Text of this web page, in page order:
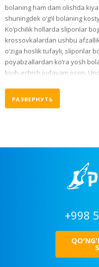
bolaning ham dam olishda
shuningdek o‘g‘il bolaning
Ko‘pchilik hollarda sliponlar
krossovkalardan ushbu
o‘ziga hoslik tufayli, sliponlar
poyabzallardan ko‘ra yosh
kiyib-echish judayam oson.
РАЗВЕРНУТЬ
+998